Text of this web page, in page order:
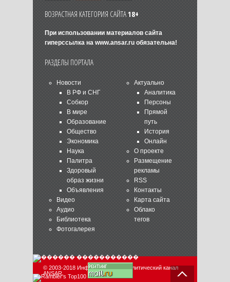
ВОЗРАСТНАЯ КАТЕГОРИЯ САЙТА18+
При использовании материалов сайта
гиперссылка на www.ansar.ruобязательна!
РАЗДЕЛЫ ПОРТАЛА
Новости
В РФ и СНГ
Собкор
В мире
Образование
Общество
Экономика
Наука
Палитра
Здоровый
образ жизни
Объявления
Видео
Аудио
Библиотека
Фотогалерея
Актуально
Аналитика
Персоны
Прямой
путь
История
Онлайн
О проекте
Размещение
рекламы
RSS
Контакты
Карта сайта
Облако
тегов
© 2003-2018 Информационно-аналитический канал
ANSAR